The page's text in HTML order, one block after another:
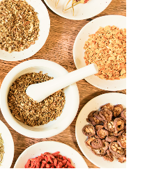
深蒸し茶業務用大容量
円
緑茶
中国茶